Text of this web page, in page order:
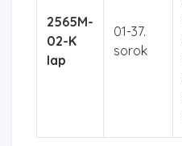
2565M-
02-K
lap
01-37.
sorok